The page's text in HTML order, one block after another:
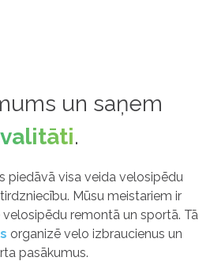
un saņem
.
piedāvā visa veida velosipēdu
Mūsu meistariem ir
remontā un sportā. Tā
organizē velo izbraucienus un
pasākumus.